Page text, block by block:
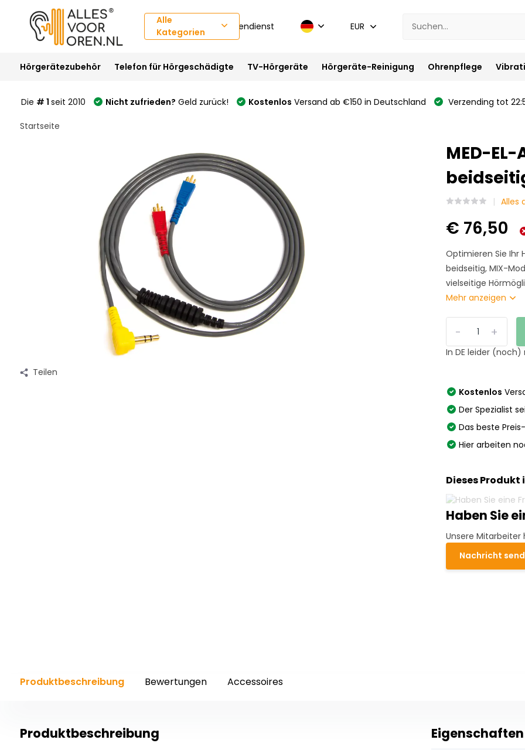
Alle
Kategorien
Kundendienst EUR
Hörgerätezubehör Telefon für Hörgeschädigte TV-Hörgeräte Hörgeräte-Reinigung Ohrenpflege
Die # 1 seit 2010 Nicht zufrieden? Geld zurück! Kostenlos Versand ab €150 in Deutschland Verzending tot
Startseite
Teilen
MED-
Alles
€ 76,50
Optimieren Sie Ihr
beidseitig, MIX-
vielseitige
Mehr anzeigen
+
-
In DE leider
Kostenlos
Der Spezialist
Das beste
Hier arbeiten
Dieses
Haben Sie
Unsere
Nachricht
Produktbeschreibung Bewertungen Accessoires
Produktbeschreibung Eigenschaften